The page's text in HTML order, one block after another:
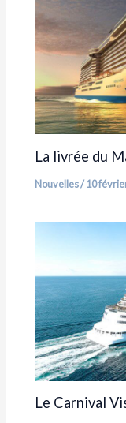
La livrée du
Nouvelles/10
Le Carnival